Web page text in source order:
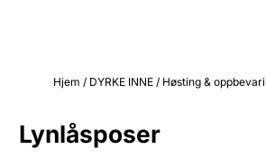
Hjem / DYRKE INNE / Høsting &
Lynlåsposer